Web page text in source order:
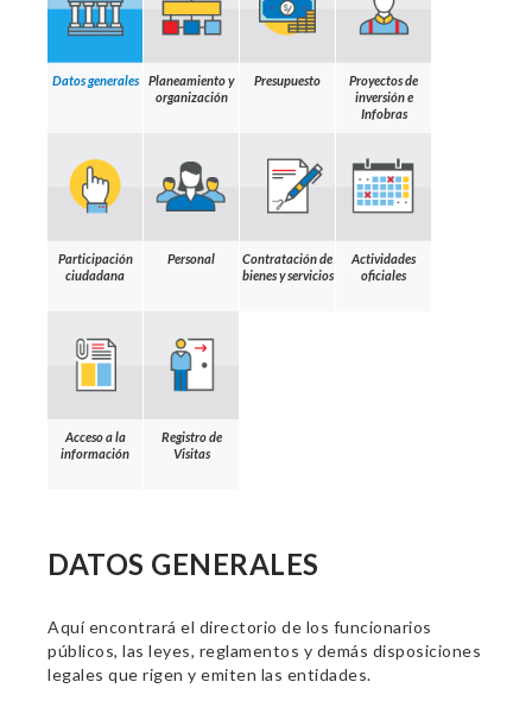
Datos generales
Planeamiento y
organización
Presupuesto
Proyectos de
inversión e
Infobras
Participación
ciudadana
Personal
Contratación de
bienes y servicios
Actividades
oficiales
Acceso a la
información
Registro de
Visitas
DATOS GENERALES
Aquí encontrará el directorio de los funcionarios
públicos, las leyes, reglamentos y demás disposiciones
legales que rigen y emiten las entidades.